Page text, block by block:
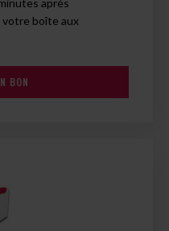
après
votre boîte aux
BON